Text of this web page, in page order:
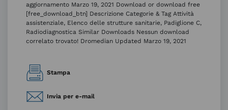
aggiornamento Marzo 19, 2021 Download or download free
[free_download_btn] Descrizione Categorie & Tag Attività
assistenziale, Elenco delle strutture sanitarie, Padiglione C,
Radiodiagnostica Similar Downloads Nessun download
correlato trovato! Dromedian Updated Marzo 19, 2021
Stampa
Invia per e-mail